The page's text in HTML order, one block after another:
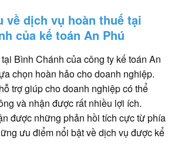
về dịch vụ hoàn thuế tại
của kế toán An Phú
Bình Chánh của công ty kế toán An
chọn hoàn hảo cho doanh nghiệp.
trợ giúp cho doanh nghiệp có thể
và nhận được rất nhiều lợi ích.
được những phản hồi tích cực từ phía
ưu điểm nổi bật về dịch vụ được kể